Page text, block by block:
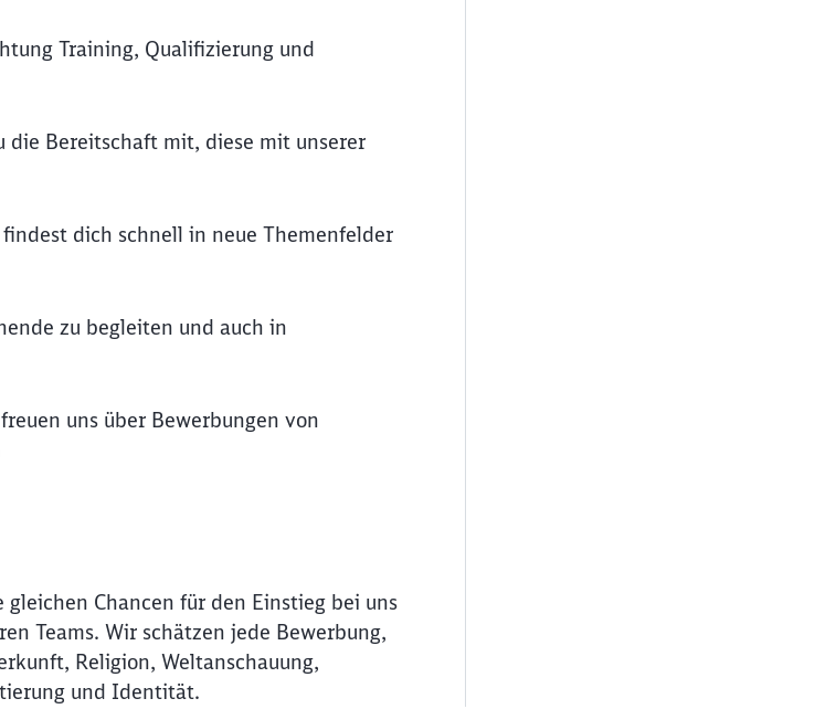
Training, Qualifizierung und
Bereitschaft mit, diese mit unserer
dich schnell in neue Themenfelder
zu begleiten und auch in
uns über Bewerbungen von
Chancen für den Einstieg bei uns
Teams. Wir schätzen jede Bewerbung,
Religion, Weltanschauung,
und Identität.
weitergeleitet werden?